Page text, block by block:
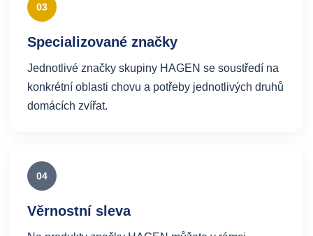
03
Specializované značky
Jednotlivé značky skupiny HAGEN se soustředí na
konkrétní oblasti chovu a potřeby jednotlivých druhů
domácích zvířat.
04
Věrnostní sleva